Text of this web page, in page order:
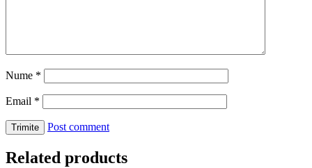
Nume *
Email *
Post comment
Related products